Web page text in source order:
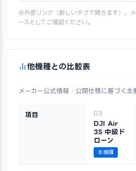
※外部リンク（新しいタブで開きます）。
ースとしてご確認ください。
他機種との比較表
メーカー公式情報・公開仕様に基づく主
項目 DJI
DJI Air
3S 中級ド
ローン
本機種